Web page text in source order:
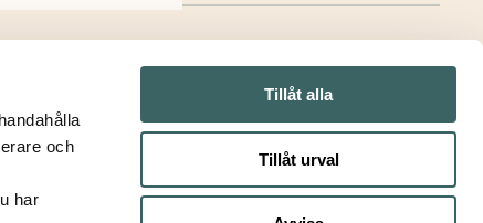
och
har
Tillåt alla
Tillåt urval